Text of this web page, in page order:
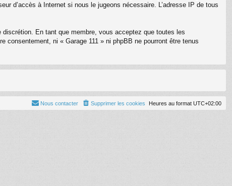
d’accès à Internet si nous le jugeons nécessaire. L’adresse IP de tous
En tant que membre, vous acceptez que toutes les
ni « Garage 111 » ni phpBB ne pourront être tenus
Heures au format UTC+02:00
Supprimer les cookies
Nous contacter